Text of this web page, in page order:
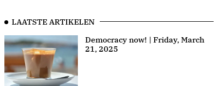
LAATSTE ARTIKELEN
Democracy now! | Friday, March
21, 2025